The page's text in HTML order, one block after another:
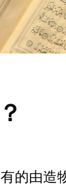
的由造